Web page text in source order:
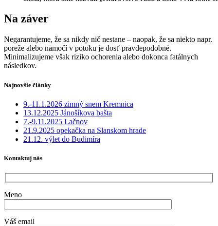
Na záver
Negarantujeme, že sa nikdy nič nestane – naopak, že sa niekto napr.
poreže alebo namočí v potoku je dosť pravdepodobné.
Minimalizujeme však riziko ochorenia alebo dokonca fatálnych
následkov.
Najnovšie články
9.-11.1.2026 zimný snem Kremnica
13.12.2025 Jánošíkova bašta
7.-9.11.2025 Lačnov
21.9.2025 opekačka na Slanskom hrade
21.12. výlet do Budimíra
Kontaktuj nás
Meno
Váš email